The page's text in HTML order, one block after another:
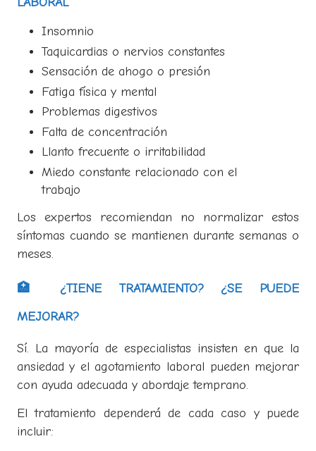
Insomnio
Taquicardias o nervios constantes
Sensación de ahogo o presión
Fatiga física y mental
Problemas digestivos
Falta de concentración
Llanto frecuente o irritabilidad
Miedo constante relacionado con el
trabajo
Los expertos recomiendan no normalizar estos
síntomas cuando se mantienen durante semanas o
meses.
🏥 ¿TIENE TRATAMIENTO? ¿SE PUEDE
MEJORAR?
Sí. La mayoría de especialistas insisten en que la
ansiedad y el agotamiento laboral pueden mejorar
con ayuda adecuada y abordaje temprano.
El tratamiento dependerá de cada caso y puede
incluir: